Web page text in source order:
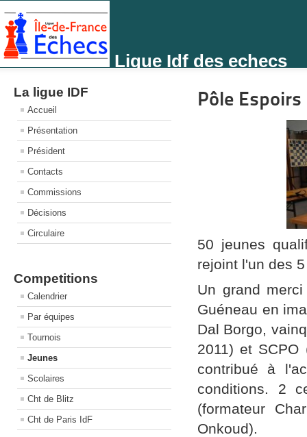
Ligue Idf des echecs
La ligue IDF
Accueil
Présentation
Président
Contacts
Commissions
Décisions
Circulaire
Competitions
Calendrier
Par équipes
Tournois
Jeunes
Scolaires
Cht de Blitz
Cht de Paris IdF
Pôle Espoirs
50 jeunes
rejoint l'un des
Un grand
Guéneau en
Dal Borgo,
2011) et SCPO
contribué à
conditions. 2
(formateur
Onkoud).